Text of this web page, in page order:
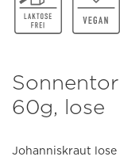
60g, lose
Johanniskraut lose